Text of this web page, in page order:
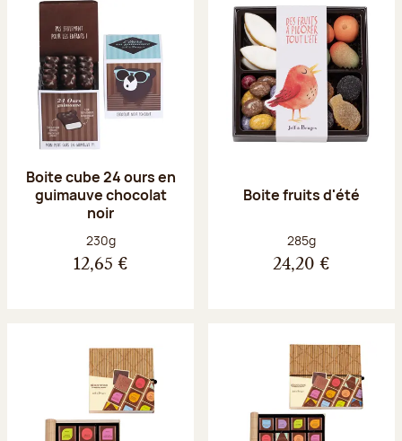
Boite cube 24 ours en
guimauve chocolat
noir
Poids net :
230g
12,65 €
Boite fruits d'été
Poids net :
285g
24,20 €